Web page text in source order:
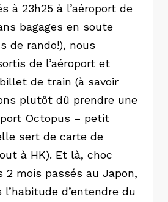
à 23h25 à l’aéroport de
bagages en soute
de rando!), nous
de l’aéroport et
de train (à savoir
plutôt dû prendre une
Octopus – petit
sert de carte de
à HK). Et là, choc
2 mois passés au Japon,
l’habitude d’entendre du